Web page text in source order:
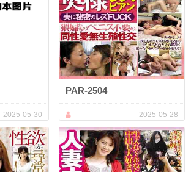
2025-05-30
PAR-2504
2025-05-28